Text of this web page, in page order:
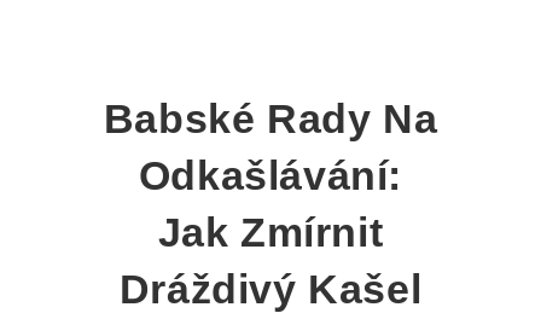
Babské Rady Na
Odkašlávání:
Jak Zmírnit
Dráždivý Kašel